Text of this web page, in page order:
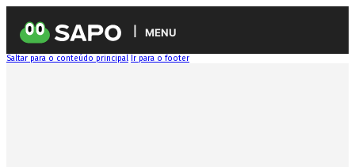
MENU
Saltar para o conteúdo principal Ir para o footer